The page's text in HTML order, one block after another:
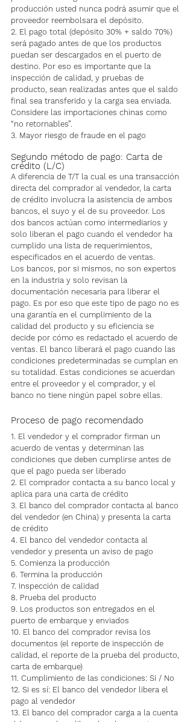
producción usted nunca podrá asumir que el
proveedor reembolsara el depósito.
2. El pago total (depósito 30% + saldo 70%)
será pagado antes de que los productos
puedan ser descargados en el puerto de
destino. Por eso es importante que la
inspección de calidad, y pruebas de
producto, sean realizadas antes que el saldo
final sea transferido y la carga sea enviada.
Considere las importaciones chinas como
“no retornables”.
3. Mayor riesgo de fraude en el pago
Segundo método de pago: Carta de
crédito (L/C)
A diferencia de T/T la cual es una transacción
directa del comprador al vendedor, la carta
de crédito involucra la asistencia de ambos
bancos, el suyo y el de su proveedor. Los
dos bancos actúan como intermediarios y
solo liberan el pago cuando el vendedor ha
cumplido una lista de requerimientos,
especificados en el acuerdo de ventas.
Los bancos, por si mismos, no son expertos
en la industria y solo revisan la
documentación necesaria para liberar el
pago. Es por eso que este tipo de pago no es
una garantía en el cumplimiento de la
calidad del producto y su eficiencia se
decide por cómo es redactado el acuerdo de
ventas. El banco liberará el pago cuando las
condiciones predeterminadas se cumplan en
su totalidad. Estas condiciones se acuerdan
entre el proveedor y el comprador, y el
banco no tiene ningún papel sobre ellas.
Proceso de pago recomendado
1. El vendedor y el comprador firman un
acuerdo de ventas y determinan las
condiciones que deben cumplirse antes de
que el pago pueda ser liberado
2. El comprador contacta a su banco local y
aplica para una carta de crédito
3. El banco del comprador contacta al banco
del vendedor (en China) y presenta la carta
de crédito
4. El banco del vendedor contacta al
vendedor y presenta un aviso de pago
5. Comienza la producción
6. Termina la producción
7. Inspección de calidad
8. Prueba del producto
9. Los productos son entregados en el
puerto de embarque y enviados
10. El banco del comprador revisa los
documentos (el reporte de inspección de
calidad, el reporte de la prueba del producto,
carta de embarque)
11. Cumplimiento de las condiciones: Si / No
12. Si es sí: El banco del vendedor libera el
pago al vendedor
13. El banco del comprador carga a la cuenta